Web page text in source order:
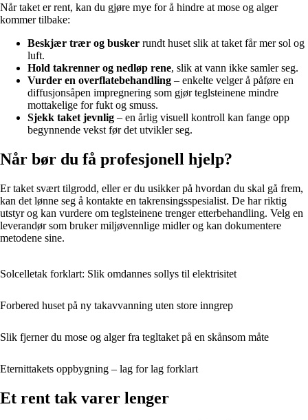
Når taket er rent, kan du gjøre mye for å hindre at mose og alger
kommer tilbake:
Beskjær trær og busker rundt huset slik at taket får mer sol og
luft.
Hold takrenner og nedløp rene, slik at vann ikke samler seg.
Vurder en overflatebehandling – enkelte velger å påføre en
diffusjonsåpen impregnering som gjør teglsteinene mindre
mottakelige for fukt og smuss.
Sjekk taket jevnlig – en årlig visuell kontroll kan fange opp
begynnende vekst før det utvikler seg.
Når bør du få profesjonell hjelp?
Er taket svært tilgrodd, eller er du usikker på hvordan du skal gå frem,
kan det lønne seg å kontakte en takrensingsspesialist. De har riktig
utstyr og kan vurdere om teglsteinene trenger etterbehandling. Velg en
leverandør som bruker miljøvennlige midler og kan dokumentere
metodene sine.
Solcelletak forklart: Slik omdannes sollys til elektrisitet
Forbered huset på ny takavvanning uten store inngrep
Slik fjerner du mose og alger fra tegltaket på en skånsom måte
Eternittakets oppbygning – lag for lag forklart
Et rent tak varer lenger